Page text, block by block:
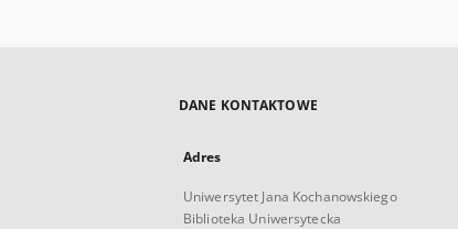
DANE KONTAKTOWE
Adres
Uniwersytet Jana Kochanowskiego
Biblioteka Uniwersytecka